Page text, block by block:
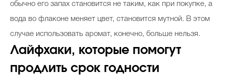
обычно его запах становится не таким, как при покупке, а
вода во флаконе меняет цвет, становится мутной. В этом
случае использовать аромат, конечно, больше нельзя.
Лайфхаки, которые помогут
продлить срок годности